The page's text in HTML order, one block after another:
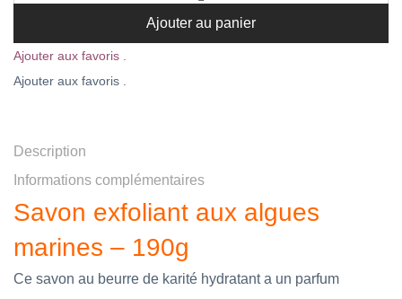
Ajouter au panier
Ajouter aux favoris .
Ajouter aux favoris .
Description
Informations complémentaires
Savon exfoliant aux algues
marines – 190g
Ce savon au beurre de karité hydratant a un parfum